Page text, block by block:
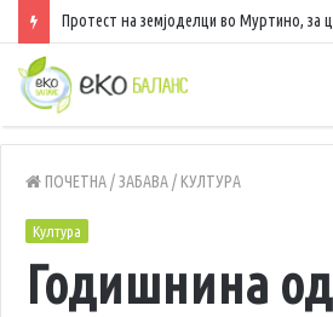
ПОЧЕТНА/ЗАБАВА/ КУЛТУРА
Култура
Годишнина од